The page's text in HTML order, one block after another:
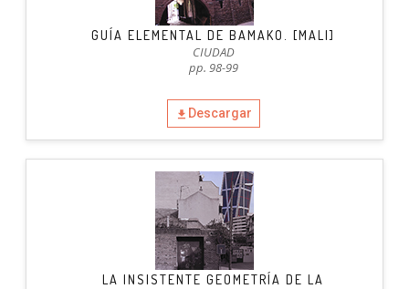
GUÍA ELEMENTAL DE BAMAKO. [MALI]
CIUDAD
pp. 98-99
Descargar
LA INSISTENTE GEOMETRÍA DE LA